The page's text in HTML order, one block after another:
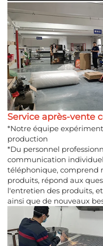
Service après-vente
*Notre équipe
production
*Du personnel
communication
téléphonique, comprend
produits, répond aux
l'entretien des produits,
ainsi que de nouveaux